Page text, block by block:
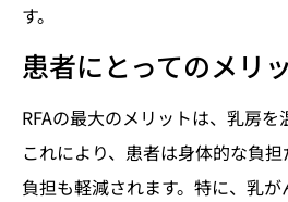
す。
患者にとってのメリ
RFAの最大のメリットは、乳房を
これにより、患者は身体的な負
負担も軽減されます。特に、乳